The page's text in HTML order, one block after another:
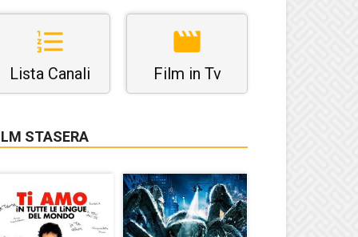
Lista Canali Film in Tv
STASERA